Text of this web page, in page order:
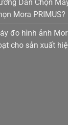
Dẫn Chọn
Mora PRIMUS?
đo hình ảnh
cho sản xuất